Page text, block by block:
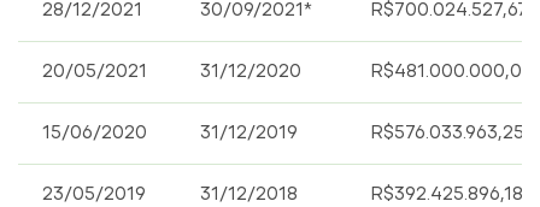
28/12/2021 30/09/2021* R$700.024.527,67
20/05/2021 31/12/2020 R$481.000.000,00
15/06/2020 31/12/2019 R$576.033.963,25
23/05/2019 31/12/2018 R$392.425.896,18